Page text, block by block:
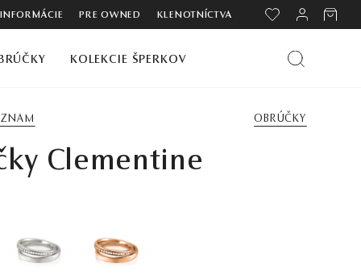
PRE OWNED KLENOTNÍCTVA
KOLEKCIE ŠPERKOV
OBRÚČKY
Clementine